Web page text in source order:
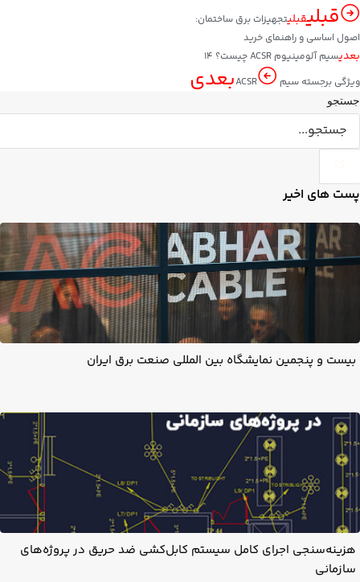
قبلیقبلیتجهیزات برق ساختمان:
اصول اساسی و راهنمای خرید
بعدی
سیم آلومینیوم ACSR چیست؟ ۱۴
ویژگی برجسته سیم ACSR
بعدی
جستجو
پست های اخیر
بیست و پنجمین نمایشگاه بین المللی صنعت برق ایران
هزینه‌سنجی اجرای کامل سیستم کابل‌کشی ضد حریق در پروژه‌های
سازمانی